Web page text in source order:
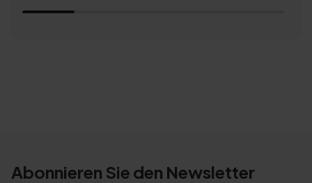
Abonnieren Sie den Newsletter